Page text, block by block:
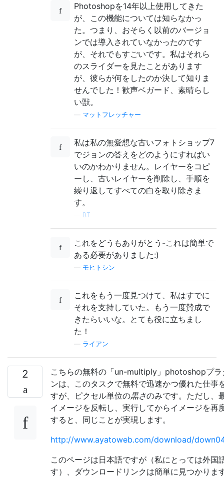
Photoshopを14年以上使用してきた
が、この機能については知らなかっ
た。つまり、おそらく以前のバージョ
ンでは導入されていなかったのです
が、それでもすごいです。私はそれら
のスライダーを見たことがあります
が、彼らが何をしたのか決して知りま
せんでした！歓声ベガード、素晴らし
い獣。
マットフレッチャー
私は私の無愛想な古いフォトショップ7
でジョンの答えをどのようにすればい
いのかわかりません。レイヤーをコピ
ーし、古いレイヤーを削除し、手順を
繰り返してすべての白を取り除きま
す。
— BT
これをどうもありがとう-これは簡単で
ある必要がありました:)
モヒトシン
これをもう一度見つけて、私はすでに
それを支持していた。もう一度賛成で
きたらいいな。とても役に立ちまし
た！
ライアン
2
こちらの無料の「un-multiply」photoshopプラ
ンは、このタスクで無料で迅速かつ優れた仕事
すが、ピクセル単位の黒さのみです。ただし、
イメージを反転し、実行してからイメージを再
すると、同じことが実現します。
http://www.ayatoweb.com/download/
このページは日本語ですが（私にとっては外国
す）、ダウンロードリンクは簡単に見つかりま